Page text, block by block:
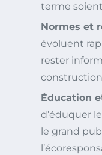
terme
Normes et
évoluent
rester
Éducation
d’éduquer
le grand